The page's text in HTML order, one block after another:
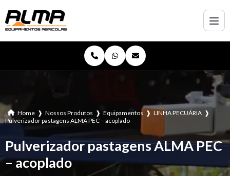
Home ❱ Nossos Produtos ❱ Equipamentos ❱ LINHA PECUÁRIA ❱
Pulverizador pastagens ALMA PEC – acoplado
Pulverizador pastagens ALMA PEC
– acoplado